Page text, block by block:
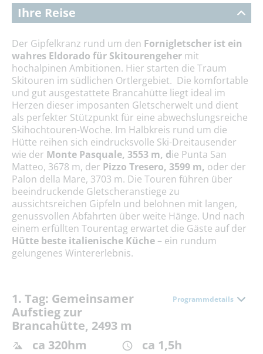
Ihre Reise
Der Gipfelkranz rund um den Fornigletscher ist ein
wahres Eldorado für Skitourengeher mit
hochalpinen Ambitionen. Hier starten die Traum
Skitouren im südlichen Ortlergebiet. Die komfortable
und gut ausgestattete Brancahütte liegt ideal im
Herzen dieser imposanten Gletscherwelt und dient
als perfekter Stützpunkt für eine abwechslungsreiche
Skihochtouren-Woche. Im Halbkreis rund um die
Hütte reihen sich eindrucksvolle Ski-Dreitausender
wie der Monte Pasquale, 3553 m, die Punta San
Matteo, 3678 m, der Pizzo Tresero, 3599 m, oder der
Palon della Mare, 3703 m. Die Touren führen über
beeindruckende Gletscheranstiege zu
aussichtsreichen Gipfeln und belohnen mit langen,
genussvollen Abfahrten über weite Hänge. Und nach
einem erfüllten Tourentag erwartet die Gäste auf der
Hütte beste italienische Küche – ein rundum
gelungenes Wintererlebnis.
1. Tag: Gemeinsamer
Aufstieg zur
Brancahütte, 2493 m
Programmdetails
ca 320hm ca 1,5h